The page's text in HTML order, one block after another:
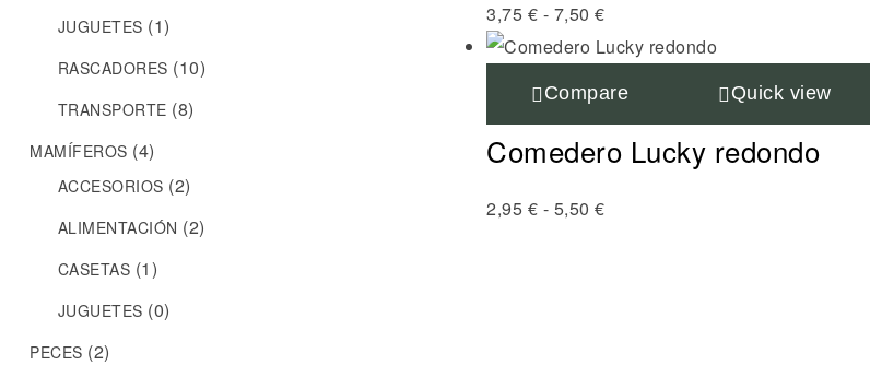
3,75 € - 7,50 €
Compare Quick view
Comedero Lucky redondo
2,95 € - 5,50 €
JUGUETES (1)
RASCADORES (10)
TRANSPORTE (8)
MAMÍFEROS (4)
ACCESORIOS (2)
ALIMENTACIÓN (2)
CASETAS (1)
JUGUETES (0)
PECES (2)